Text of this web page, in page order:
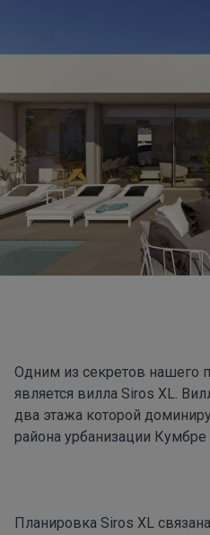
Одним из секретов нашего
является вилла Siros XL.
два этажа которой
района урбанизации Кумбре
Планировка Siros XL